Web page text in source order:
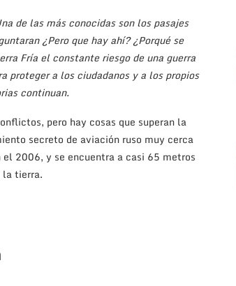
de las más conocidas son los pasajes
¿Pero que hay ahí? ¿Porqué se
Fría el constante riesgo de una guerra
proteger a los ciudadanos y a los propios
continuan.
pero hay cosas que superan la
secreto de aviación ruso muy cerca
2006, y se encuentra a casi 65 metros
la tierra.